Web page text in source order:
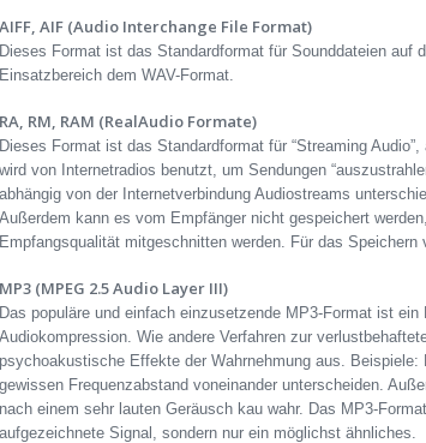
AIFF, AIF (Audio Interchange File Format)
Dieses Format ist das Standardformat für Sounddateien auf
Einsatzbereich dem WAV-Format.
RA, RM, RAM (RealAudio Formate)
Dieses Format ist das Standardformat für “Streaming
wird von Internetradios benutzt, um Sendungen
abhängig von der Internetverbindung Audiostreams
Außerdem kann es vom Empfänger nicht gespeichert
Empfangsqualität mitgeschnitten werden. Für das
MP3 (MPEG 2.5 Audio Layer III)
Das populäre und einfach einzusetzende MP3-Format ist
Audiokompression. Wie andere Verfahren zur
psychoakustische Effekte der Wahrnehmung aus.
gewissen Frequenzabstand voneinander unterscheiden.
nach einem sehr lauten Geräusch kau wahr. Das MP3-
aufgezeichnete Signal, sondern nur ein möglichst ähnliches.